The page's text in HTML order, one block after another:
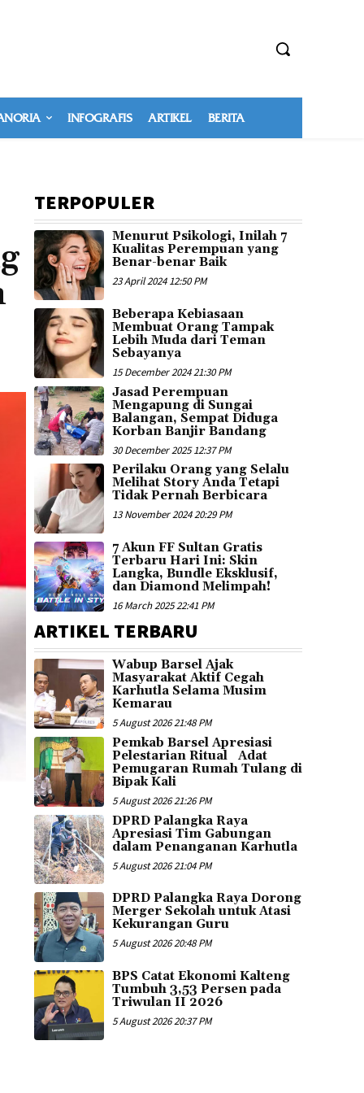
INFOGRAFIS ARTIKEL BERITA
TERPOPULER
Menurut Psikologi, Inilah 7
Kualitas Perempuan yang
Benar-benar Baik
23 April 2024 12:50 PM
Beberapa Kebiasaan
Membuat Orang Tampak
Lebih Muda dari Teman
Sebayanya
15 December 2024 21:30 PM
Jasad Perempuan
Mengapung di Sungai
Balangan, Sempat Diduga
Korban Banjir Bandang
30 December 2025 12:37 PM
Perilaku Orang yang Selalu
Melihat Story Anda Tetapi
Tidak Pernah Berbicara
13 November 2024 20:29 PM
7 Akun FF Sultan Gratis
Terbaru Hari Ini: Skin
Langka, Bundle Eksklusif,
dan Diamond Melimpah!
16 March 2025 22:41 PM
ARTIKEL TERBARU
Wabup Barsel Ajak
Masyarakat Aktif Cegah
Karhutla Selama Musim
Kemarau
5 August 2026 21:48 PM
Pemkab Barsel Apresiasi
Pelestarian Ritual Adat
Pemugaran Rumah Tulang di
Bipak Kali
5 August 2026 21:26 PM
DPRD Palangka Raya
Apresiasi Tim Gabungan
dalam Penanganan Karhutla
5 August 2026 21:04 PM
DPRD Palangka Raya Dorong
Merger Sekolah untuk Atasi
Kekurangan Guru
5 August 2026 20:48 PM
BPS Catat Ekonomi Kalteng
Tumbuh 3,53 Persen pada
Triwulan II 2026
5 August 2026 20:37 PM